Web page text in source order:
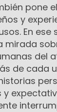
pone
y
En ese
mirada
del
de cada